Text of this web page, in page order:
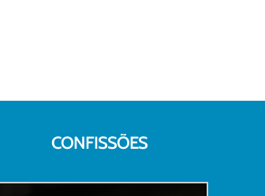
CONFISSÕES